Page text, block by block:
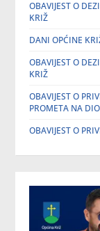
OBAVIJEST O
KRIŽ
DANI OPĆINE
OBAVIJEST O
KRIŽ
OBAVIJEST O
PROMETA NA
OBAVIJEST O